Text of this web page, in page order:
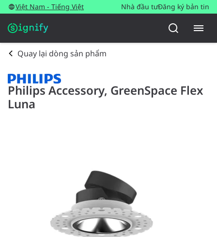
Việt Nam - Tiếng Việt Nhà đầu tưĐăng ký bản tin
Quay lại dòng sản phẩm
Philips Accessory, GreenSpace Flex
Luna